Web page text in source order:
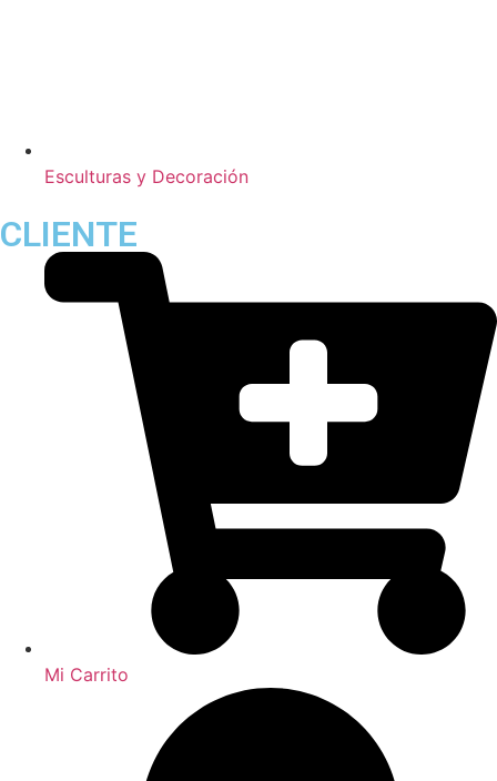
Esculturas y Decoración
CLIENTE
Mi Carrito